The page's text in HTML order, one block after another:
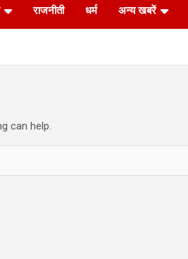
राजनीती धर्म अन्य खबरें
can help.